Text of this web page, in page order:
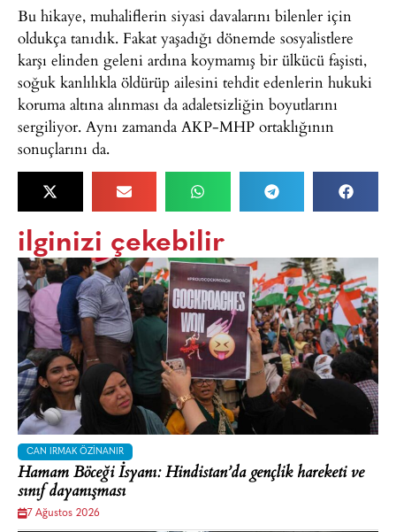
Bu hikaye, muhaliflerin siyasi davalarını bilenler için
oldukça tanıdık. Fakat yaşadığı dönemde sosyalistlere
karşı elinden geleni ardına koymamış bir ülkücü faşisti,
soğuk kanlılıkla öldürüp ailesini tehdit edenlerin hukuki
koruma altına alınması da adaletsizliğin boyutlarını
sergiliyor. Aynı zamanda AKP-MHP ortaklığının
sonuçlarını da.
ilginizi çekebilir
CAN IRMAK ÖZINANIR
Hamam Böceği İsyanı: Hindistan’da gençlik hareketi ve
sınıf dayanışması
7 Ağustos 2026